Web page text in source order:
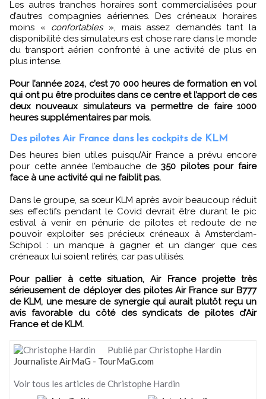
Les autres tranches horaires sont commercialisées pour
d’autres compagnies aériennes. Des créneaux horaires
moins « confortables», mais assez demandés tant la
disponibilité des simulateurs est chose rare dans le monde
du transport aérien confronté à une activité de plus en
plus intense.
Pour l’année 2024, c’est 70 000 heures de formation en vol
qui ont pu être produites dans ce centre et l’apport de ces
deux nouveaux simulateurs va permettre de faire 1000
heures supplémentaires par mois.
Des pilotes Air France dans les cockpits de KLM
Des heures bien utiles puisqu’Air France a prévu encore
pour cette année l’embauche de350 pilotes pour faire
face à une activité qui ne faiblit pas.
Dans le groupe, sa sœur KLM après avoir beaucoup réduit
ses effectifs pendant le Covid devrait être durant le pic
estival à venir en pénurie de pilotes et redoute de ne
pouvoir exploiter ses précieux créneaux à Amsterdam-
Schipol : un manque à gagner et un danger que ces
créneaux lui soient retirés, car pas utilisés.
Pour pallier à cette situation, Air France projette très
sérieusement de déployer des pilotes Air France sur B777
de KLM, une mesure de synergie qui aurait plutôt reçu un
avis favorable du côté des syndicats de pilotes d’Air
France et de KLM.
Publié par Christophe Hardin
Journaliste AirMaG - TourMaG.com
Voir tous les articles de Christophe Hardin